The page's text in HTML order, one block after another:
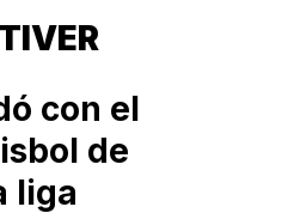
con el
de
liga